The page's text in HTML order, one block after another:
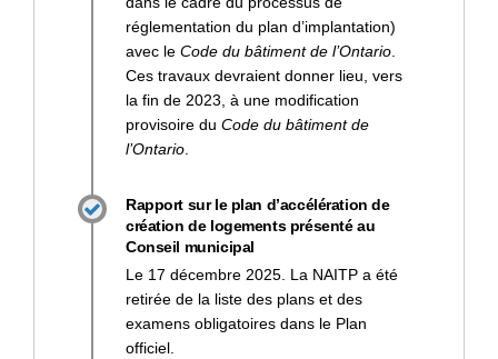
réglementation du plan d’implantation)
avec le Code du bâtiment de l’Ontario
Ces travaux devraient donner lieu, vers
la fin de 2023, à une modification
provisoire du Code du bâtiment de
l’Ontario
Rapport sur le plan d’accélération de
création de logements présenté au
Conseil municipal
Le 17 décembre 2025. La NAITP a été
retirée de la liste des plans et des
examens obligatoires dans le Plan
officiel.